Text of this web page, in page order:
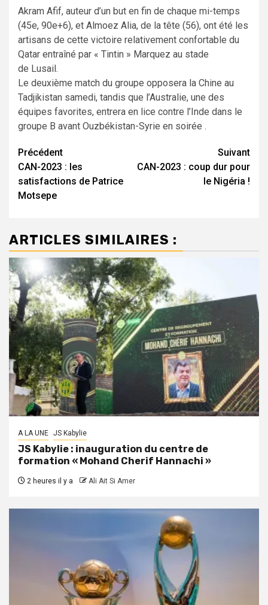
Akram Afif, auteur d’un but en fin de chaque mi-temps
(45e, 90e+6), et Almoez Alia, de la tête (56), ont été les
artisans de cette victoire relativement confortable du
Qatar entraîné par « Tintin » Marquez au stade
de Lusail.
Le deuxième match du groupe opposera la Chine au
Tadjikistan samedi, tandis que l’Australie, une des
équipes favorites, entrera en lice contre l’Inde dans le
groupe B avant Ouzbékistan-Syrie en soirée .
Navigation
d’article
Précédent
CAN-2023 : les
satisfactions de Patrice
Motsepe
Suivant
CAN-2023 : coup dur pour
le Nigéria !
ARTICLES SIMILAIRES :
A LA UNE JS Kabylie
JS Kabylie : inauguration du centre de
formation « Mohand Cherif Hannachi »
2 heures il y a Ali Ait Si Amer